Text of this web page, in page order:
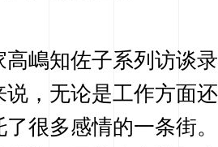
高嶋知佐子系列访谈
说，无论是工作方面
了很多感情的一条街